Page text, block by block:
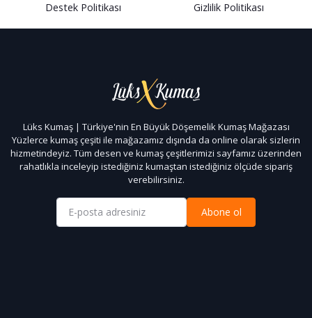
Destek Politikası Gizlilik Politikası
Lüks Kumaş | Türkiye'nin En Büyük Döşemelik Kumaş Mağazası
Yüzlerce kumaş çeşiti ile mağazamız dışında da online olarak sizlerin
hizmetindeyiz. Tüm desen ve kumaş çeşitlerimizi sayfamız üzerinden
rahatlıkla inceleyip istediğiniz kumaştan istediğiniz ölçüde sipariş
verebilirsiniz.
Abone ol